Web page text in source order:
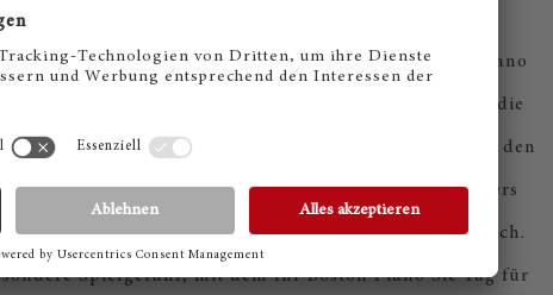
Kunststoff verwenden, werden Sie beim Boston Piano
Die Konstruktion der Boston Mechanik ist an die
angelehnt, so dass sie weniger Energie benötigt, um den
Das Ergebnis: eine perfekte Repetition, eine besonders
bessere Kontrolle über einen enormen Dynamikbereich.
Spielgefühl, mit dem Ihr Boston Piano Sie Tag für